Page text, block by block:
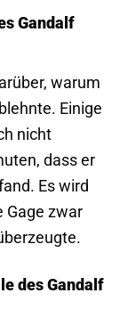
Gandalf
warum
Einige
nicht
dass er
Es wird
Gage zwar
des Gandalf